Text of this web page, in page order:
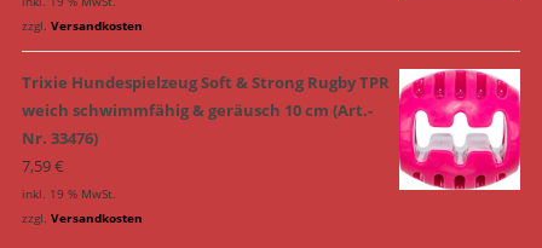
zzgl. Versandkosten
Trixie Hundespielzeug Soft & Strong Rugby TPR
weich schwimmfähig & geräusch 10 cm (Art.-
Nr. 33476)
7,59€
inkl. 19 % MwSt.
zzgl. Versandkosten